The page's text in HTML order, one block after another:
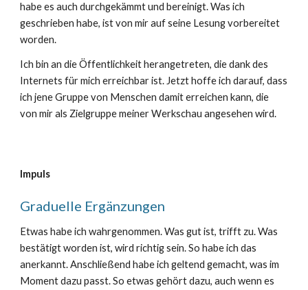
habe es auch durchgekämmt und bereinigt. Was ich
geschrieben habe, ist von mir auf seine Lesung vorbereitet
worden.
Ich bin an die Öffentlichkeit herangetreten, die dank des
Internets für mich erreichbar ist. Jetzt hoffe ich darauf, dass
ich jene Gruppe von Menschen damit erreichen kann, die
von mir als Zielgruppe meiner Werkschau angesehen wird.
Impuls
Graduelle Ergänzungen
Etwas habe ich wahrgenommen. Was gut ist, trifft zu. Was
bestätigt worden ist, wird richtig sein. So habe ich das
anerkannt. Anschließend habe ich geltend gemacht, was im
Moment dazu passt. So etwas gehört dazu, auch wenn es